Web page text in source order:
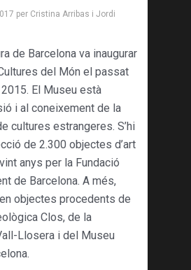
per Cristina Arribas i Jordi
de Barcelona va inaugurar
del Món el passat
El Museu està
i al coneixement de la
cultures estrangeres. S’hi
de 2.300 objectes d’art
anys per la Fundació
de Barcelona. A més,
objectes procedents de
Clos, de la
Llosera i del Museu